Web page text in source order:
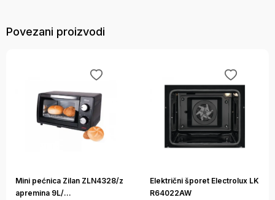
pozivajući naš Call Centar na sledeće brojeve 017 400 106 i
Opis Deklaracija
Povezani proizvodi
Mini pećnica Zilan ZLN4328/z
apremina 9L/...
Električni šporet Electrolux LK
R64022AW